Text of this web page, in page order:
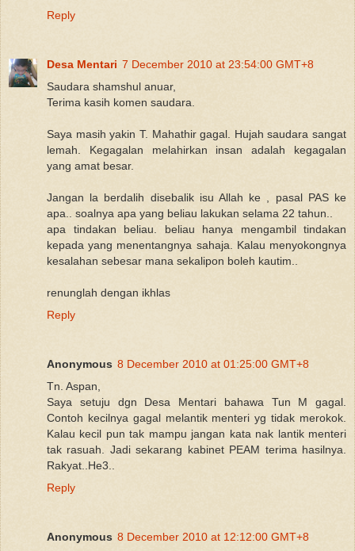
Reply
Desa Mentari 7 December 2010 at 23:54:00 GMT+8
Saudara shamshul anuar,
Terima kasih komen saudara.
Saya masih yakin T. Mahathir gagal. Hujah saudara sangat
lemah. Kegagalan melahirkan insan adalah kegagalan
yang amat besar.
Jangan la berdalih disebalik isu Allah ke , pasal PAS ke
apa.. soalnya apa yang beliau lakukan selama 22 tahun..
apa tindakan beliau. beliau hanya mengambil tindakan
kepada yang menentangnya sahaja. Kalau menyokongnya
kesalahan sebesar mana sekalipon boleh kautim..
renunglah dengan ikhlas
Reply
Anonymous 8 December 2010 at 01:25:00 GMT+8
Tn. Aspan,
Saya setuju dgn Desa Mentari bahawa Tun M gagal.
Contoh kecilnya gagal melantik menteri yg tidak merokok.
Kalau kecil pun tak mampu jangan kata nak lantik menteri
tak rasuah. Jadi sekarang kabinet PEAM terima hasilnya.
Rakyat..He3..
Reply
Anonymous 8 December 2010 at 12:12:00 GMT+8